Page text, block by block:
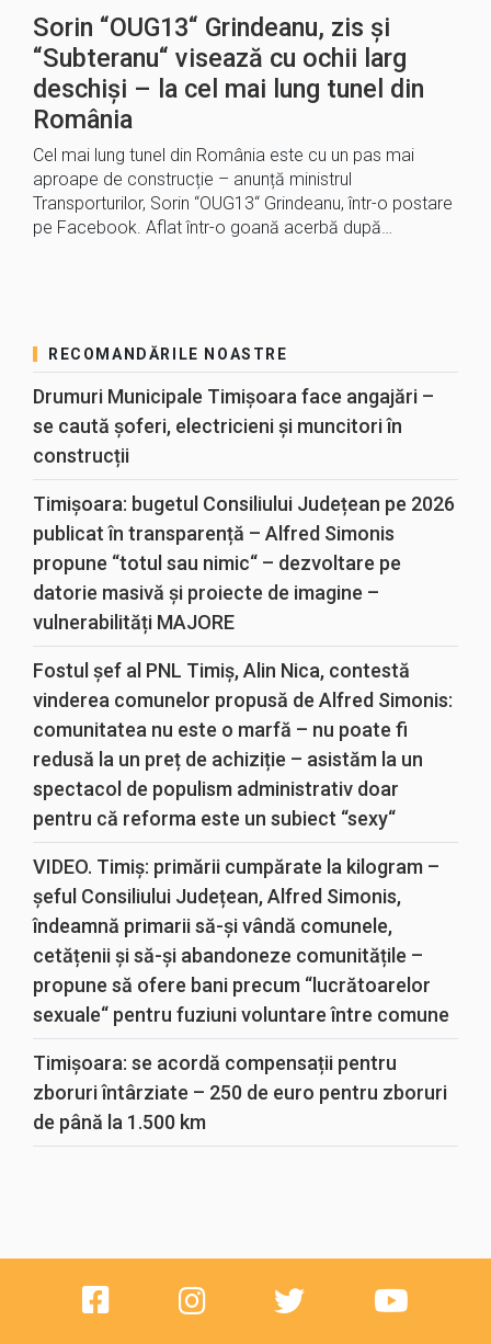
Sorin “OUG13“ Grindeanu, zis și
“Subteranu“ visează cu ochii larg
deschiși – la cel mai lung tunel din
România
Cel mai lung tunel din România este cu un pas mai
aproape de construcție – anunță ministrul
Transporturilor, Sorin “OUG13“ Grindeanu, într-o postare
pe Facebook. Aflat într-o goană acerbă după…
RECOMANDĂRILE NOASTRE
Drumuri Municipale Timișoara face angajări –
se caută șoferi, electricieni și muncitori în
construcții
Timișoara: bugetul Consiliului Județean pe 2026
publicat în transparență – Alfred Simonis
propune “totul sau nimic“ – dezvoltare pe
datorie masivă și proiecte de imagine –
vulnerabilități MAJORE
Fostul șef al PNL Timiș, Alin Nica, contestă
vinderea comunelor propusă de Alfred Simonis:
comunitatea nu este o marfă – nu poate fi
redusă la un preț de achiziție – asistăm la un
spectacol de populism administrativ doar
pentru că reforma este un subiect “sexy“
VIDEO. Timiș: primării cumpărate la kilogram –
șeful Consiliului Județean, Alfred Simonis,
îndeamnă primarii să-și vândă comunele,
cetățenii și să-și abandoneze comunitățile –
propune să ofere bani precum “lucrătoarelor
sexuale“ pentru fuziuni voluntare între comune
Timișoara: se acordă compensații pentru
zboruri întârziate – 250 de euro pentru zboruri
de până la 1.500 km